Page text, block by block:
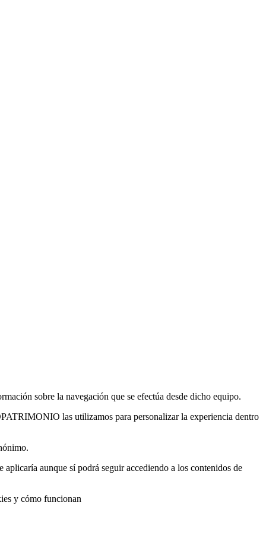
sobre la navegación que se efectúa desde dicho equipo.
las utilizamos para personalizar la experiencia dentro
aunque sí podrá seguir accediendo a los contenidos de
y cómo funcionan